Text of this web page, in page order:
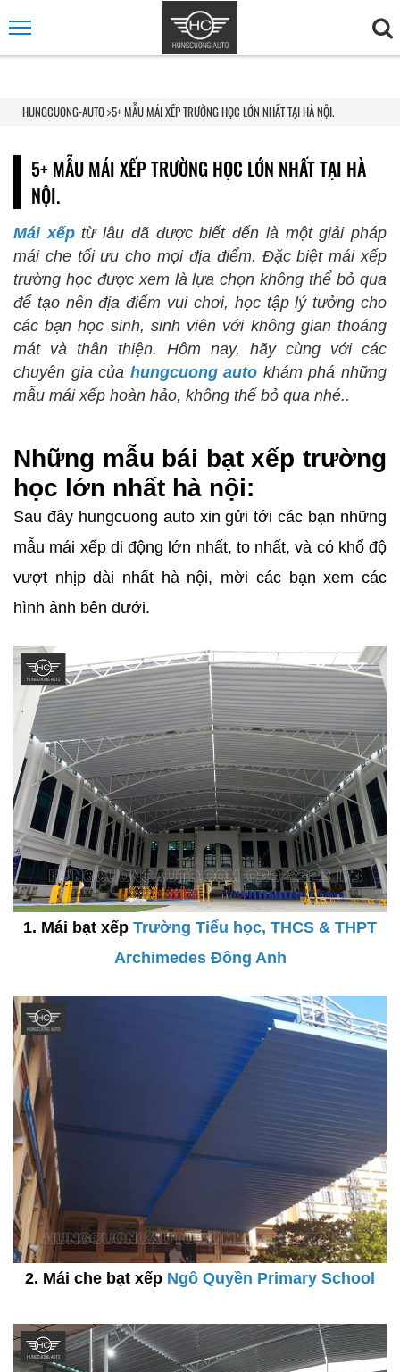
HUNGCUONG-AUTO 5+ MẪU MÁI XẾP TRƯỜNG HỌC LỚN NHẤT TẠI HÀ NỘI.
5+ MẪU MÁI XẾP TRƯỜNG HỌC LỚN NHẤT TẠI HÀ
NỘI.
Mái xếptừ lâu đã được biết đến là một giải pháp
mái che tối ưu cho mọi địa điểm. Đặc biệt mái xếp
trường học được xem là lựa chọn không thể bỏ qua
để tạo nên địa điểm vui chơi, học tập lý tưởng cho
các bạn học sinh, sinh viên với không gian thoáng
mát và thân thiện. Hôm nay, hãy cùng với các
chuyên gia của hungcuong auto khám phá những
mẫu mái xếp hoàn hảo, không thể bỏ qua nhé..
Những mẫu bái bạt xếp trường
học lớn nhất hà nội:
Sau đây hungcuong auto xin gửi tới các bạn những
mẫu mái xếp di động lớn nhất, to nhất, và có khổ độ
vượt nhịp dài nhất hà nội, mời các bạn xem các
hình ảnh bên dưới.
1. Mái bạt xếp Trường Tiểu học, THCS & THPT
Archimedes Đông Anh
2. Mái che bạt xếp Ngô Quyền Primary School